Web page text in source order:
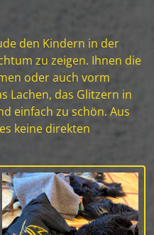
den Kindern in der
zu zeigen. Ihnen die
oder auch vorm
Lachen, das Glitzern in
einfach zu schön. Aus
keine direkten